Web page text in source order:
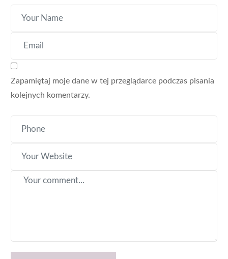
Zapamiętaj moje dane w tej przeglądarce podczas pisania
kolejnych komentarzy.